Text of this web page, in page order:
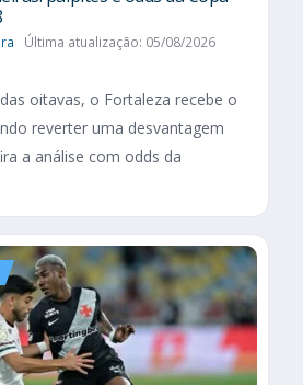
Última atualização: 05/08/2026
oitavas, o Fortaleza recebe o
reverter uma desvantagem
a análise com odds da